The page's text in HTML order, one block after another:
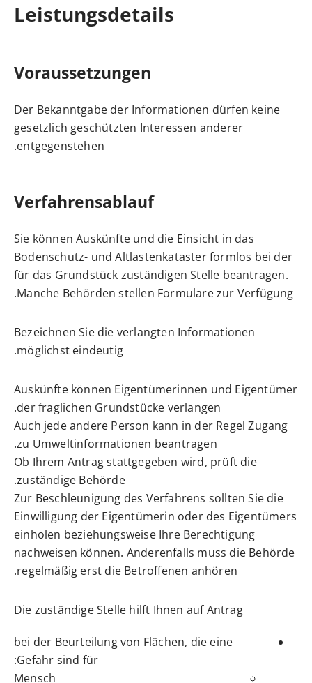
Leistungsdetails
Voraussetzungen
Der Bekanntgabe der Informationen dürfen keine
gesetzlich geschützten Interessen anderer
entgegenstehen.
Verfahrensablauf
Sie können Auskünfte und die Einsicht in das
Bodenschutz- und Altlastenkataster formlos bei der
für das Grundstück zuständigen Stelle beantragen.
Manche Behörden stellen Formulare zur Verfügung.
Bezeichnen Sie die verlangten Informationen
möglichst eindeutig.
Auskünfte können Eigentümerinnen und Eigentümer
der fraglichen Grundstücke verlangen.
Auch jede andere Person kann in der Regel Zugang
zu Umweltinformationen beantragen.
Ob Ihrem Antrag stattgegeben wird, prüft die
zuständige Behörde.
Zur Beschleunigung des Verfahrens sollten Sie die
Einwilligung der Eigentümerin oder des Eigentümers
einholen beziehungsweise Ihre Berechtigung
nachweisen können. Anderenfalls muss die Behörde
regelmäßig erst die Betroffenen anhören.
Die zuständige Stelle hilft Ihnen auf Antrag
bei der Beurteilung von Flächen, die eine
Gefahr sind für:
Mensch